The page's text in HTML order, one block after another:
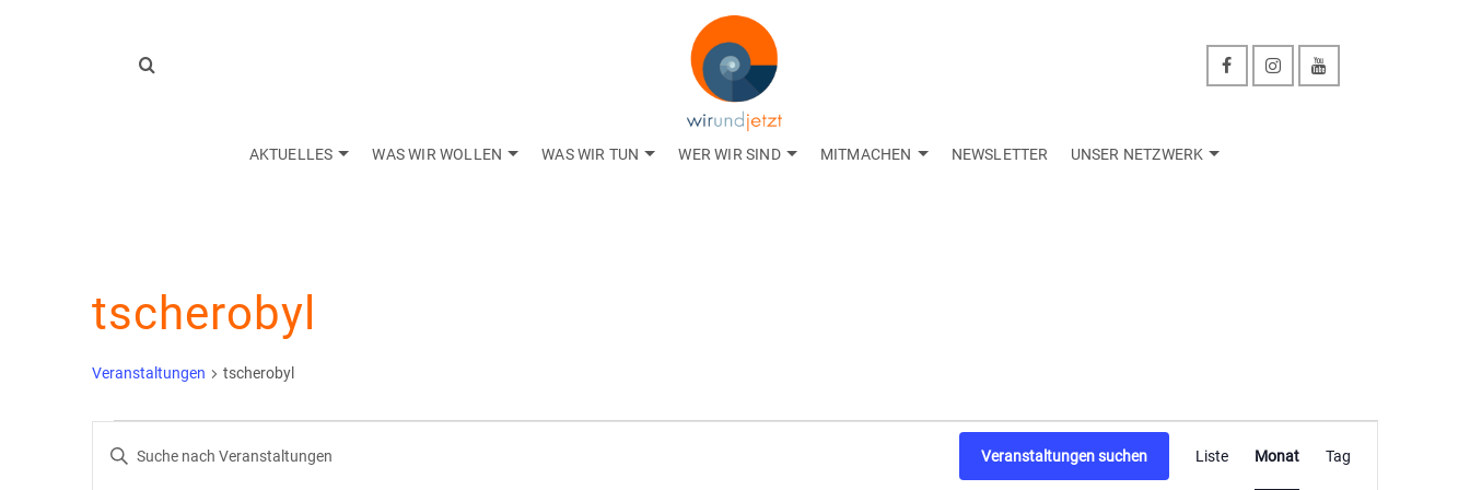
AKTUELLES WAS WIR WOLLEN WAS WIR TUN WER WIR SIND MITMACHEN NEWSLETTER UNSER NETZWERK
tscherobyl
Veranstaltungen tscherobyl
Veranstaltungen
Veranstaltungen
Bitte
Veranstaltungen suchen Liste Monat Tag